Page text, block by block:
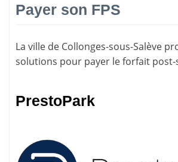
Payer son FPS
La ville de Collonges-sous-Salève
solutions pour payer le forfait
PrestoPark